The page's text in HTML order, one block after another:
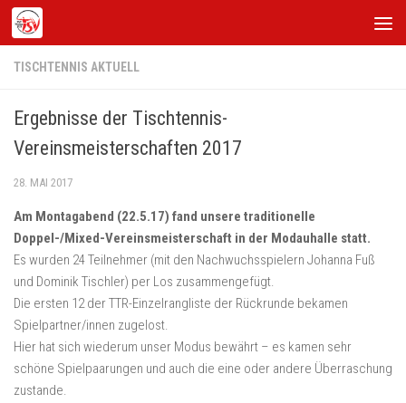
Zum Inhalt springen
TISCHTENNIS AKTUELL
Ergebnisse der Tischtennis-
Vereinsmeisterschaften 2017
28. MAI 2017
Am Montagabend (22.5.17) fand unsere traditionelle
Doppel-/Mixed-Vereinsmeisterschaft in der Modauhalle statt.
Es wurden 24 Teilnehmer (mit den Nachwuchsspielern Johanna Fuß
und Dominik Tischler) per Los zusammengefügt.
Die ersten 12 der TTR-Einzelrangliste der Rückrunde bekamen
Spielpartner/innen zugelost.
Hier hat sich wiederum unser Modus bewährt – es kamen sehr
schöne Spielpaarungen und auch die eine oder andere Überraschung
zustande.